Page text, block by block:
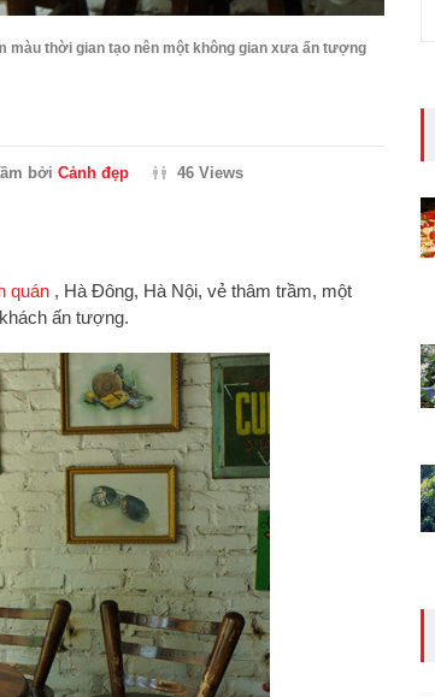
màu thời gian tạo nên một không gian xưa ấn tượng
bởi Cảnh đẹp 46 Views
quán , Hà Đông, Hà Nội, vẻ thâm trầm, một
ấn tượng.